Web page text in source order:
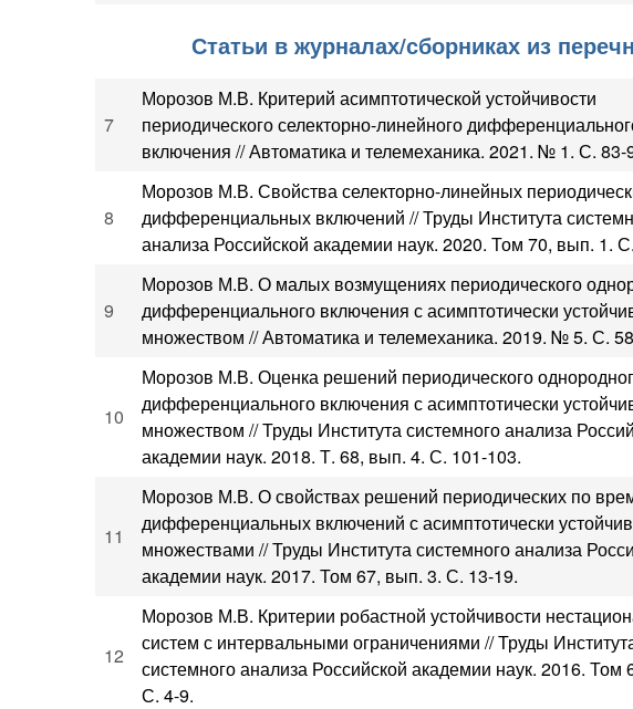
Статьи в журналах/сборниках из
7
Морозов М.В. Критерий асимптотической устойчивости
периодического селекторно-линейного
включения // Автоматика и телемеханика. 2021. № 1. С. 83-
8
Морозов М.В. Свойства селекторно-линейных
дифференциальных включений // Труды Института
анализа Российской академии наук. 2020. Том 70, вып. 1.
9
Морозов М.В. О малых возмущениях периодического
дифференциального включения с асимптотически
множеством // Автоматика и телемеханика. 2019. № 5. С.
10
Морозов М.В. Оценка решений периодического
дифференциального включения с асимптотически
множеством // Труды Института системного анализа
академии наук. 2018. Т. 68, вып. 4. С. 101-103.
11
Морозов М.В. О свойствах решений периодических по
дифференциальных включений с асимптотически
множествами // Труды Института системного анализа
академии наук. 2017. Том 67, вып. 3. С. 13-19.
12
Морозов М.В. Критерии робастной устойчивости
систем с интервальными ограничениями // Труды
системного анализа Российской академии наук. 2016. Том
С. 4-9.